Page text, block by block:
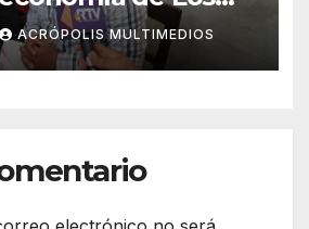
ACRÓPOLIS MULTIMEDIOS